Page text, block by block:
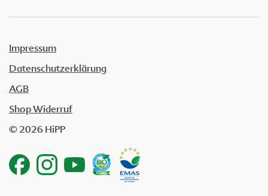
Impressum
Datenschutzerklärung
AGB
Shop Widerruf
© 2026 HiPP